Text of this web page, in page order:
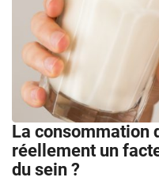
La consommation
réellement un
du sein ?